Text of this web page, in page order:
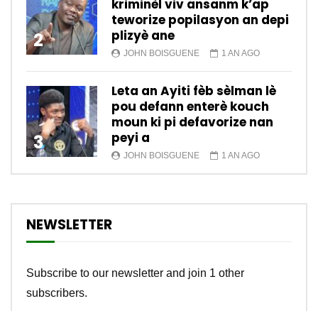
2
kriminèl viv ansanm k’ap
teworize popilasyon an depi
plizyè ane
JOHN BOISGUENE 1 AN AGO
3
Leta an Ayiti fèb sèlman lè
pou defann enterè kouch
moun ki pi defavorize nan
peyi a
JOHN BOISGUENE 1 AN AGO
NEWSLETTER
Subscribe to our newsletter and join 1 other
subscribers.